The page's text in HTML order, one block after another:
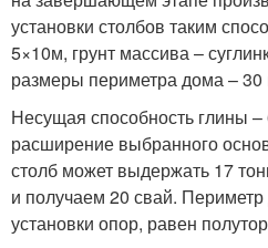
установки столбов таким
5×10м, грунт массива –
размеры периметра дома – 30
Несущая способность глины –
расширение выбранного
столб может выдержать 17
и получаем 20 свай.
установки опор, равен